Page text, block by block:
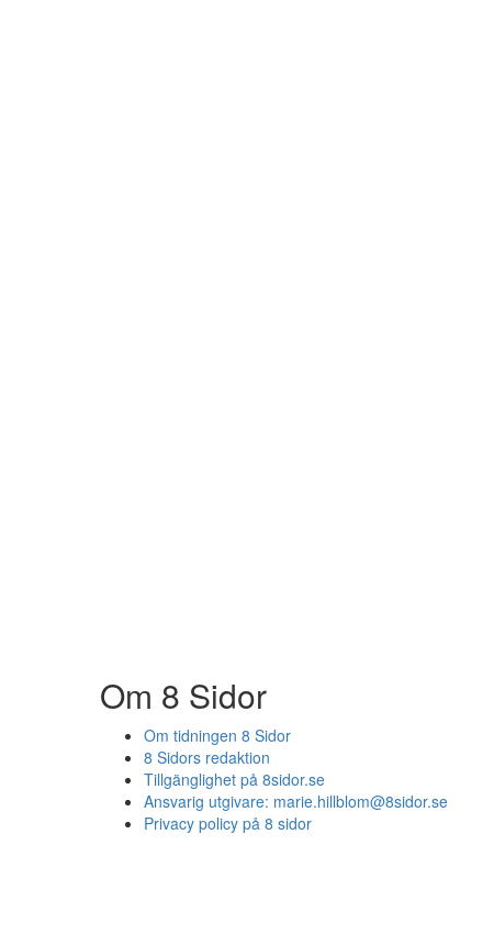
Om 8 Sidor
Om tidningen 8 Sidor
8 Sidors redaktion
Tillgänglighet på 8sidor.se
Ansvarig utgivare: marie.hillblom@8sidor.se
Privacy policy på 8 sidor